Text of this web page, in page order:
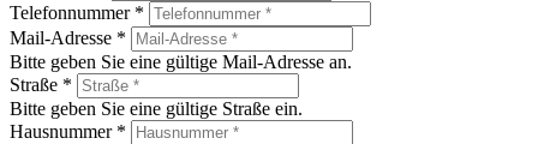
Telefonnummer *
Mail-Adresse *
Bitte geben Sie eine gültige Mail-Adresse an.
Straße *
Bitte geben Sie eine gültige Straße ein.
Hausnummer *